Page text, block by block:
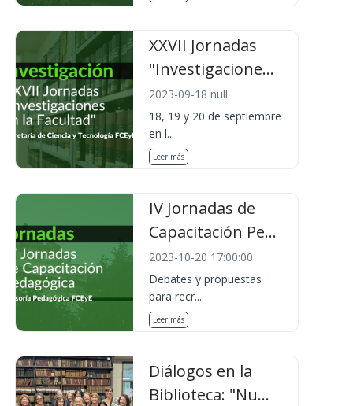
XXVII Jornadas
"Investigacione...
2023-09-18 null
18, 19 y 20 de septiembre
en l...
Leer más
IV Jornadas de
Capacitación Pe...
2023-10-20 17:00:00
Debates y propuestas
para recr...
Leer más
Diálogos en la
Biblioteca: "Nu...